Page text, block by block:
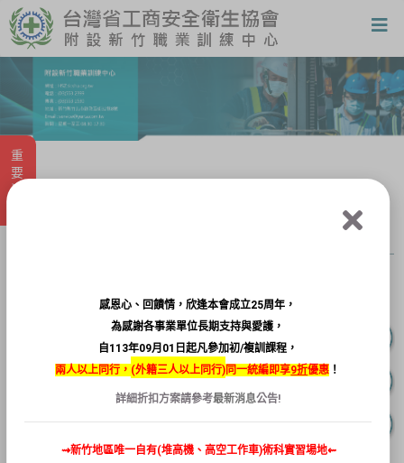
重要消息
感恩心、回饋情，欣逢本會成立25周年，
為感謝各事業單位長期支持與愛護，
自113年09月01日起凡參加初/複訓課程，
兩人以上同行， (外籍三人以上同行) 同一統編即享9折優惠 ！
詳細折扣方案請參考最新消息公告!
⇝新竹地區唯一自有(堆高機、高空工作車)術科實習場地⇜